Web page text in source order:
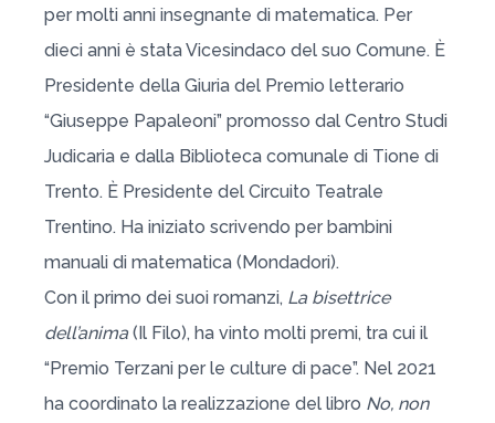
per molti anni insegnante di matematica. Per
dieci anni è stata Vicesindaco del suo Comune. È
Presidente della Giuria del Premio letterario
“Giuseppe Papaleoni” promosso dal Centro Studi
Judicaria e dalla Biblioteca comunale di Tione di
Trento. È Presidente del Circuito Teatrale
Trentino. Ha iniziato scrivendo per bambini
manuali di matematica (Mondadori).
Con il primo dei suoi romanzi, La bisettrice
dell’anima(Il Filo), ha vinto molti premi, tra cui il
“Premio Terzani per le culture di pace”. Nel 2021
ha coordinato la realizzazione del libro No, non